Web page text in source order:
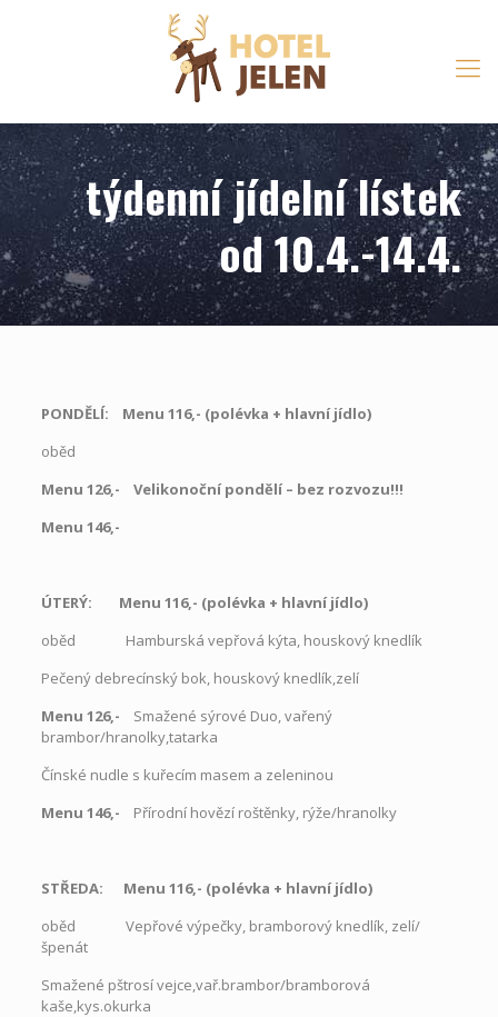
týdenní jídelní lístek
od 10.4.-14.4.
PONDĚLÍ: Menu 116,- (polévka + hlavní jídlo)
oběd
Menu 126,- Velikonoční pondělí – bez rozvozu!!!
Menu 146,-
ÚTERÝ: Menu 116,- (polévka + hlavní jídlo)
oběd Hamburská vepřová kýta, houskový knedlík
Pečený debrecínský bok, houskový knedlík,zelí
Menu 126,- Smažené sýrové Duo, vařený
brambor/hranolky,tatarka
Čínské nudle s kuřecím masem a zeleninou
Menu 146,- Přírodní hovězí roštěnky, rýže/hranolky
STŘEDA: Menu 116,- (polévka + hlavní jídlo)
oběd
Vepřové výpečky, bramborový knedlík, zelí/
špenát
Smažené pštrosí vejce,vař.brambor/bramborová
kaše,kys.okurka